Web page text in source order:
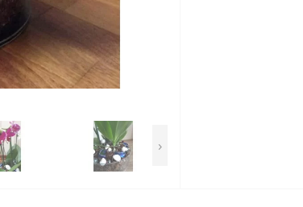
›